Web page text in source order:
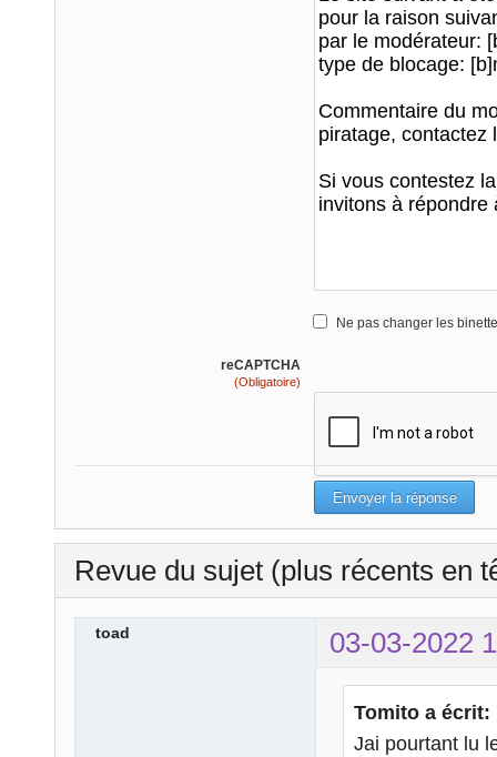
Ne pas changer les
reCAPTCHA
(Obligatoire)
Revue du sujet (plus récents en
toad 03-03-2022
Tomito a écrit:
Jai pourtant lu